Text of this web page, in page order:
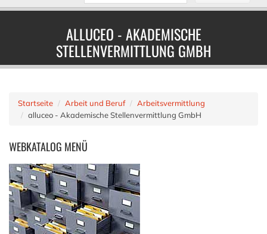
ALLUCEO - AKADEMISCHE
STELLENVERMITTLUNG GMBH
Startseite Arbeit und Beruf
Arbeitsvermittlung
alluceo - Akademische Stellenvermittlung GmbH
WEBKATALOG MENÜ